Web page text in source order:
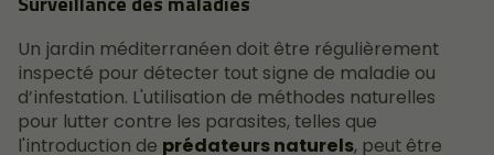
Un jardin méditerranéen doit être régulièrement
inspecté pour détecter tout signe de maladie ou
d’infestation. L'utilisation de méthodes naturelles
pour lutter contre les parasites, telles que
l'introduction de prédateurs naturels, peut être